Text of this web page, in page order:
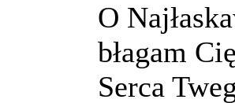
O
błagam
Serca